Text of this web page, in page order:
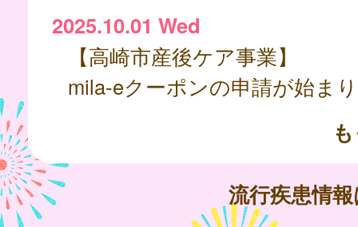
2025.10.01 Wed
【高崎市産後ケア事業】
mila-eクーポンの申請が始ま
流行疾患情